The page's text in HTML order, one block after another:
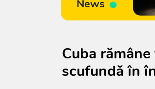
News
Cuba
scufundă în